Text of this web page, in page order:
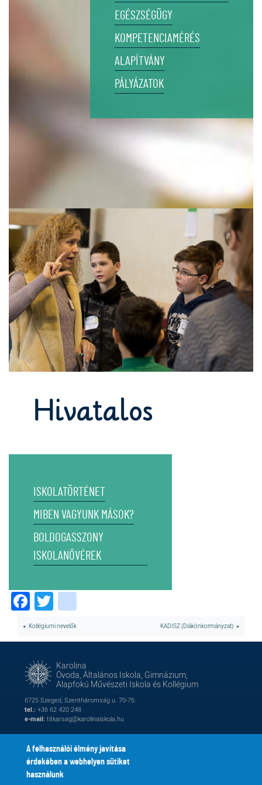
EGÉSZSÉGÜGY
KOMPETENCIAMÉRÉS
ALAPÍTVÁNY
PÁLYÁZATOK
Hivatalos
ISKOLATÖRTÉNET
MIBEN VAGYUNK MÁSOK?
BOLDOGASSZONY
ISKOLANŐVÉREK
Facebook
Twitter
Kollégiumi nevelők KADISZ (Diákönkormányzat)
Karolina
Óvoda, Általános Iskola, Gimnázium,
Alapfokú Művészeti Iskola és Kollégium
6725 Szeged, Szentháromság u. 70-76.
tel.: +36 62 420 248
e-mail: titkarsag@karolinaiskola.hu
A felhasználói élmény javítása
érdekében a webhelyen sütiket
használunk